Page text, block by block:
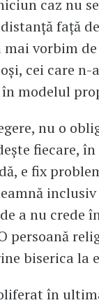
caz nu
față
mai vorbim
cei care n-
modelul
nu o
fiecare,
e fix
a nu crede
persoană
biserica la
în